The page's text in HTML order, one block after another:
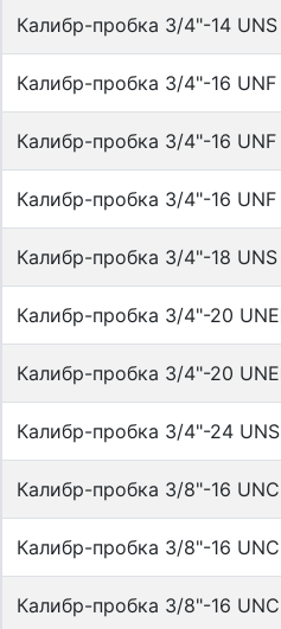
Калибр-пробка 3/4"-14
Калибр-пробка 3/4"-16
Калибр-пробка 3/4"-16
Калибр-пробка 3/4"-16
Калибр-пробка 3/4"-18
Калибр-пробка 3/4"-20
Калибр-пробка 3/4"-20
Калибр-пробка 3/4"-24
Калибр-пробка 3/8"-16
Калибр-пробка 3/8"-16
Калибр-пробка 3/8"-16